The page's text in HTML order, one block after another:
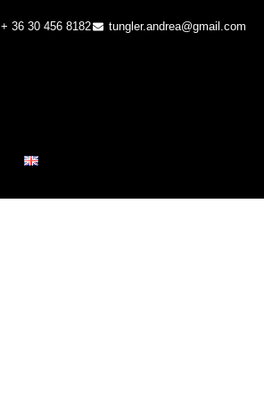
+ 36 30 456 8182 tungler.andrea@gmail.com